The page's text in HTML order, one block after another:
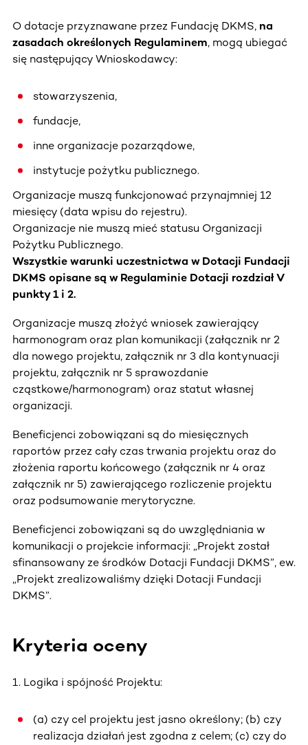
O dotacje przyznawane przez Fundację DKMS, na
zasadach określonych Regulaminem, mogą ubiegać
się następujący Wnioskodawcy:
stowarzyszenia,
fundacje,
inne organizacje pozarządowe,
instytucje pożytku publicznego.
Organizacje muszą funkcjonować przynajmniej 12
miesięcy (data wpisu do rejestru).
Organizacje nie muszą mieć statusu Organizacji
Pożytku Publicznego.
Wszystkie warunki uczestnictwa w Dotacji Fundacji
DKMS opisane są w Regulaminie Dotacji rozdział V
punkty 1 i 2.
Organizacje muszą złożyć wniosek zawierający
harmonogram oraz plan komunikacji (załącznik nr 2
dla nowego projektu, załącznik nr 3 dla kontynuacji
projektu, załącznik nr 5 sprawozdanie
cząstkowe/harmonogram) oraz statut własnej
organizacji.
Beneficjenci zobowiązani są do miesięcznych
raportów przez cały czas trwania projektu oraz do
złożenia raportu końcowego (załącznik nr 4 oraz
załącznik nr 5) zawierającego rozliczenie projektu
oraz podsumowanie merytoryczne.
Beneficjenci zobowiązani są do uwzględniania w
komunikacji o projekcie informacji: „Projekt został
sfinansowany ze środków Dotacji Fundacji DKMS”, ew.
„Projekt zrealizowaliśmy dzięki Dotacji Fundacji
DKMS”.
Kryteria oceny
1. Logika i spójność Projektu:
(a) czy cel projektu jest jasno określony; (b) czy
realizacja działań jest zgodna z celem; (c) czy do